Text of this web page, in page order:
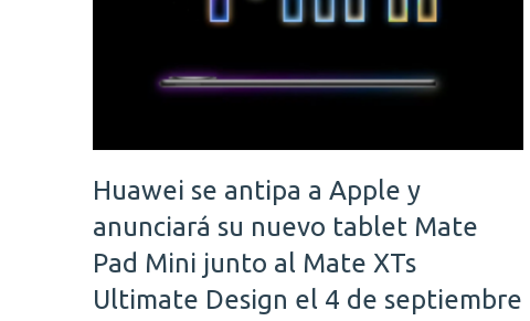
Huawei se antipa a Apple y
anunciará su nuevo tablet Mate
Pad Mini junto al Mate XTs
Ultimate Design el 4 de septiembre